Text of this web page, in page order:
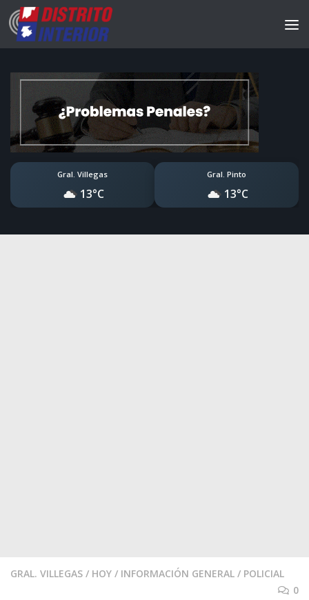
Gral. Villegas
13°C
Gral. Pinto
13°C
GRAL. VILLEGAS / HOY / INFORMACIÓN GENERAL / POLICIAL
0